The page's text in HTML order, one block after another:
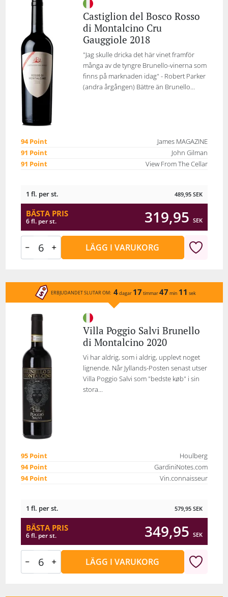
Castiglion del Bosco Rosso
di Montalcino Cru
Gauggiole 2018
"Jag skulle dricka det här vinet framför
många av de tyngre Brunello-vinerna som
finns på marknaden idag" - Robert Parker
(andra årgången) Bättre än Brunello...
94 Point
James MAGAZINE
91 Point
John Gilman
91 Point
View From The Cellar
1 fl. per st. 489,95 SEK
BÄSTA PRIS
6 fl. per st. 319,95 SEK
LÄGG I VARUKORG
ERBJUDANDET SLUTAR OM: 4dagar 17 timmar47 min 11 sek
Villa Poggio Salvi Brunello
di Montalcino 2020
Vi har aldrig, som i aldrig, upplevt noget
lignende. Når Jyllands-Posten senast utser
Villa Poggio Salvi som "bedste køb" i sin
stora...
95 Point
Houlberg
94 Point
GardiniNotes.com
94 Point
Vin.connaisseur
1 fl. per st. 579,95 SEK
BÄSTA PRIS
6 fl. per st. 349,95 SEK
LÄGG I VARUKORG